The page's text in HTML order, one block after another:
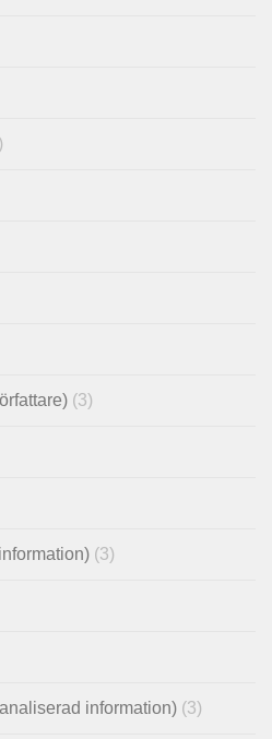
(3)
(3)
information) (3)